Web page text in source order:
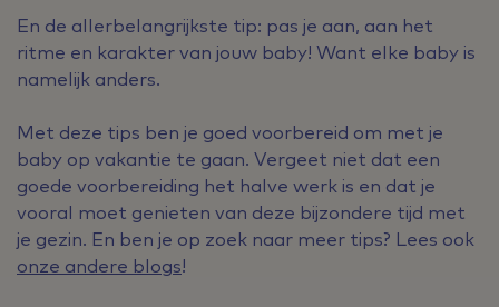
En de allerbelangrijkste tip: pas je aan, aan het
ritme en karakter van jouw baby! Want elke baby is
namelijk anders.
Met deze tips ben je goed voorbereid om met je
baby op vakantie te gaan. Vergeet niet dat een
goede voorbereiding het halve werk is en dat je
vooral moet genieten van deze bijzondere tijd met
je gezin. En ben je op zoek naar meer tips? Lees ook
onze andere blogs!